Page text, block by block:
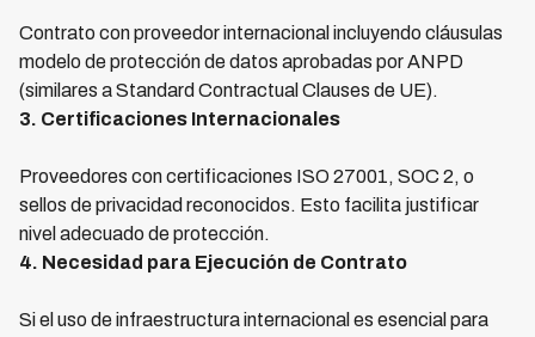
Contrato con proveedor internacional incluyendo cláusulas
modelo de protección de datos aprobadas por ANPD
(similares a Standard Contractual Clauses de UE).
3. Certificaciones Internacionales
Proveedores con certificaciones ISO 27001, SOC 2, o
sellos de privacidad reconocidos. Esto facilita justificar
nivel adecuado de protección.
4. Necesidad para Ejecución de Contrato
Si el uso de infraestructura internacional es esencial para